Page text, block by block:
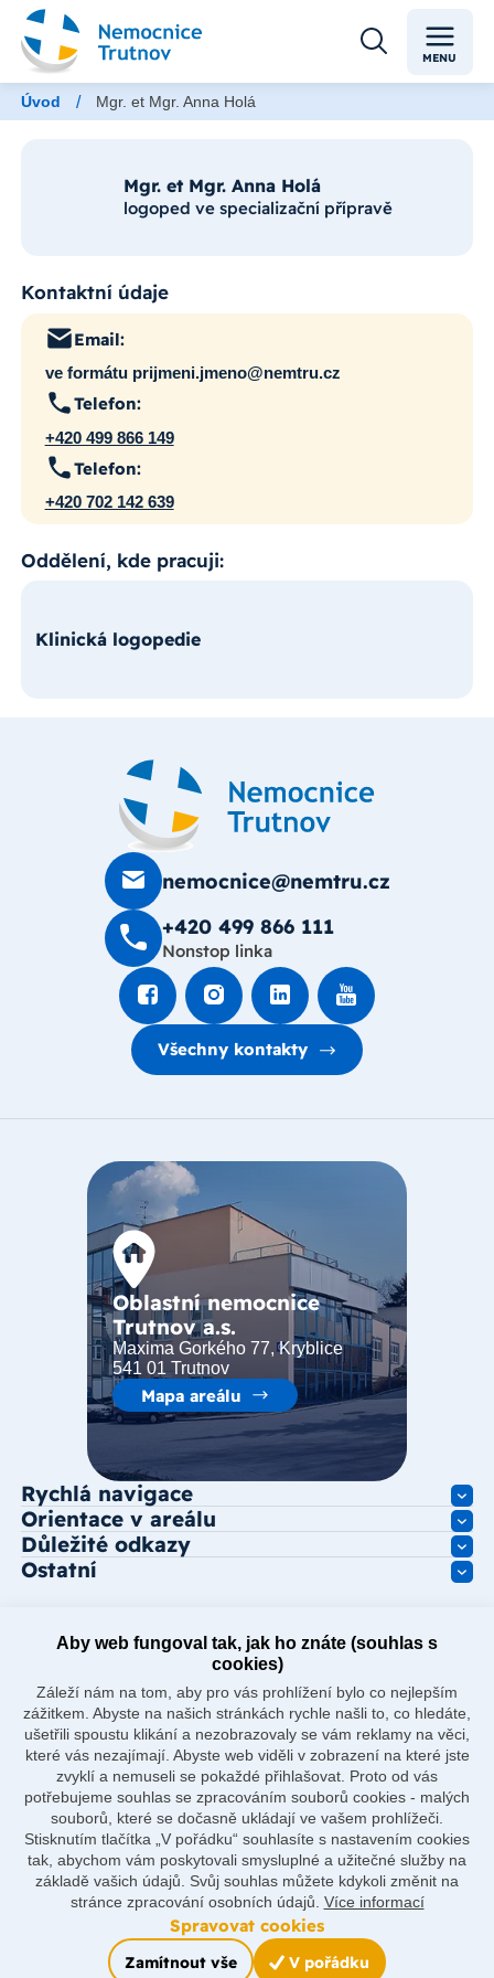
MENU
Úvod / Mgr. et Mgr. Anna Holá
Mgr. et Mgr. Anna Holá
logoped ve specializační přípravě
Kontaktní údaje
Email:
ve formátu prijmeni.jmeno@nemtru.cz
Telefon:
+420 499 866 149
Telefon:
+420 702 142 639
Oddělení, kde pracuji:
Klinická logopedie
nemocnice@nemtru.cz
+420 499 8­66 111
Nonstop linka
Všechny kontakty
Oblastní nemocnice
Trutnov a.s.
Maxima Gorkého 77, Kryblice
541 01 Trutnov
Mapa areálu
Rychlá navigace
Orientace v areálu
Důležité odkazy
Ostatní
Made by
Aby web fungoval tak, jak ho znáte (souhlas s
cookies)
Záleží nám na tom, aby pro vás prohlížení bylo co nejlepším
zážitkem. Abyste na našich stránkách rychle našli to, co hledáte,
ušetřili spoustu klikání a nezobrazovaly se vám reklamy na věci,
které vás nezajímají. Abyste web viděli v zobrazení na které jste
zvyklí a nemuseli se pokaždé přihlašovat. Proto od vás
potřebujeme souhlas se zpracováním souborů cookies - malých
souborů, které se dočasně ukládají ve vašem prohlížeči.
Stisknutím tlačítka „V pořádku“ souhlasíte s nastavením cookies
tak, abychom vám poskytovali smysluplné a užitečné služby na
základě vašich údajů. Svůj souhlas můžete kdykoli změnit na
stránce zpracování osobních údajů. Více informací
Spravovat cookies
Zamítnout vše V pořádku